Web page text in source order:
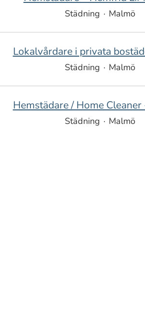
Städning · Malmö
Lokalvårdare i privata
Städning · Malmö
Hemstädare / Home
Städning · Malmö